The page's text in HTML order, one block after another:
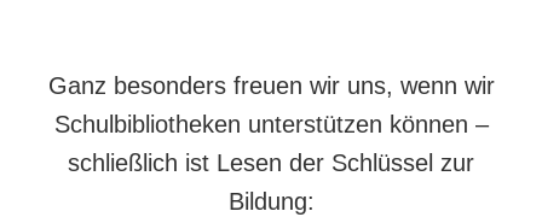
Ganz besonders freuen wir uns, wenn wir
Schulbibliotheken unterstützen können –
schließlich ist Lesen der Schlüssel zur
Bildung: